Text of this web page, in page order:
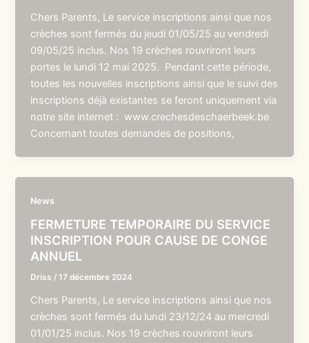
Chers Parents, Le service inscriptions ainsi que nos
crèches sont fermés du jeudi 01/05/25 au vendredi
09/05/25 inclus. Nos 19 crèches rouvriront leurs
portes le lundi 12 mai 2025. Pendant cette période,
toutes les nouvelles inscriptions ainsi que le suivi des
inscriptions déjà existantes se feront uniquement via
notre site internet : www.crechesdeschaerbeek.be
Concernant toutes demandes de positions,
News
FERMETURE TEMPORAIRE DU SERVICE
INSCRIPTION POUR CAUSE DE CONGE
ANNUEL
Driss /17 décembre 2024
Chers Parents, Le service inscriptions ainsi que nos
crèches sont fermés du lundi 23/12/24 au mercredi
01/01/25 inclus. Nos 19 crèches rouvriront leurs